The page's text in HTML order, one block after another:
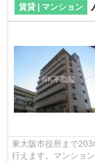
賃貸 | マンション
東大阪市役所まで
行えます。マンショ